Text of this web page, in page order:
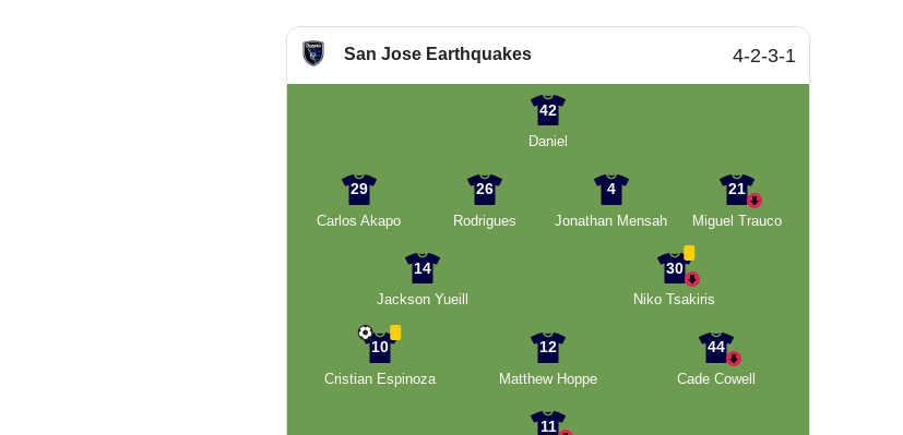
San Jose Earthquakes 4-2-3-1
42
Daniel
29
Carlos Akapo
26
Rodrigues
4
Jonathan Mensah
21
Miguel Trauco
14
Jackson Yueill
30
Niko Tsakiris
10
Cristian Espinoza
12
Matthew Hoppe
44
Cade Cowell
11